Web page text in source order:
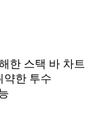
한 스택 바 차트
약한 투수